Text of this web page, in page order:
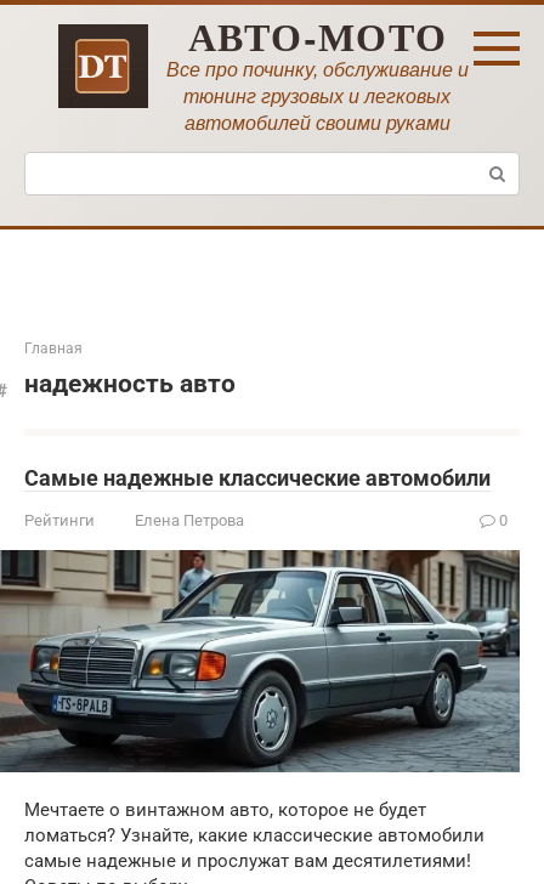
Перейти
АВТО-МОТО
Все про починку, обслуживание и
тюнинг грузовых и легковых
автомобилей своими руками
Поиск:
Главная
надежность авто
Самые надежные классические автомобили
Рейтинги Елена Петрова 0
Мечтаете о винтажном авто, которое не будет
ломаться? Узнайте, какие классические автомобили
самые надежные и прослужат вам десятилетиями!